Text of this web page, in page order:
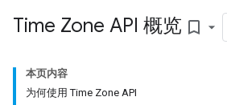
Time Zone API 概览 bookmark_border
本页内容
为何使用 Time Zone API